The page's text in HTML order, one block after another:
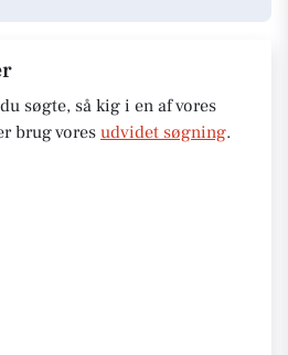
søgte, så kig i en af vores
brug vores udvidet søgning.